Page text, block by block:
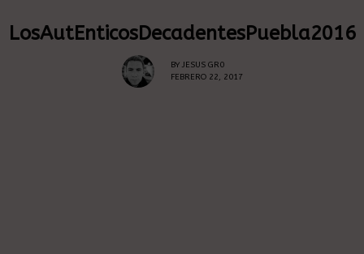
LosAutEnticosDecadentesPuebla2016
BY JESUS GR0
FEBRERO 22, 2017